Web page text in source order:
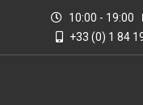
10:00 - 19:00
+33 (0) 1 84